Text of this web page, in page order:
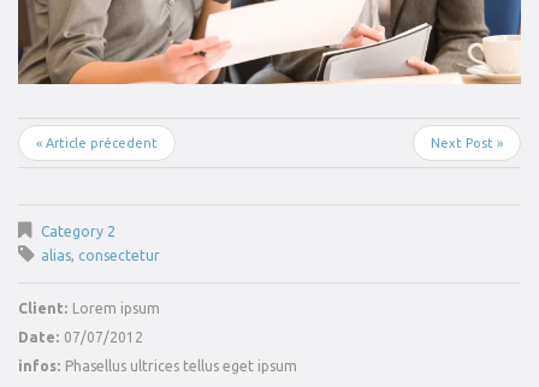
« Article précedent Next Post »
Category 2
alias, consectetur
Client:
Lorem ipsum
Date: 07/07/2012
infos: Phasellus ultrices tellus eget ipsum